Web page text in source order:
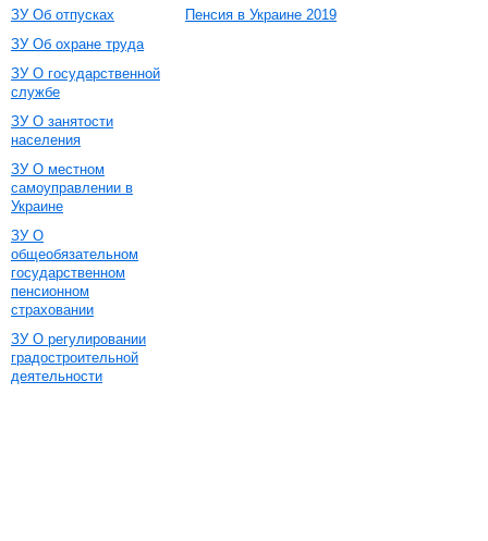
ЗУ Об отпусках
ЗУ Об охране труда
ЗУ О государственной
службе
ЗУ О занятости
населения
ЗУ О местном
самоуправлении в
Украине
ЗУ О
общеобязательном
государственном
пенсионном
страховании
ЗУ О регулировании
градостроительной
деятельности
Пенсия в Украине 2019